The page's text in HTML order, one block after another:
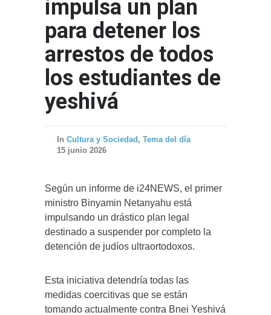
impulsa un plan
para detener los
arrestos de todos
los estudiantes de
yeshivá
In Cultura y Sociedad , Tema del día
15 junio 2026
Según un informe de i24NEWS, el primer
ministro Binyamin Netanyahu está
impulsando un drástico plan legal
destinado a suspender por completo la
detención de judíos ultraortodoxos.
Esta iniciativa detendría todas las
medidas coercitivas que se están
tomando actualmente contra Bnei Yeshivá